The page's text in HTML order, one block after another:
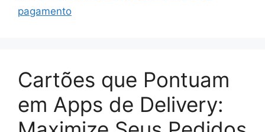
pagamento
Cartões que Pontuam
em Apps de Delivery: